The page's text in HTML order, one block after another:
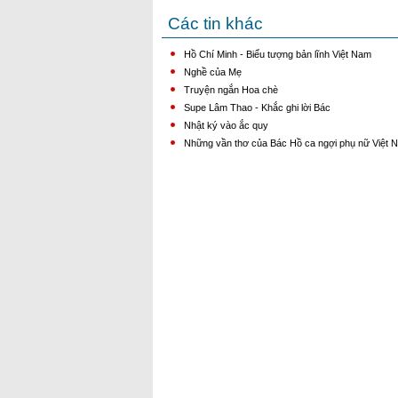
Các tin khác
Hồ Chí Minh - Biểu tượng bản lĩnh Việt Nam
Nghề của Mẹ
Truyện ngắn Hoa chè
Supe Lâm Thao - Khắc ghi lời Bác
Nhật ký vào ắc quy
Những vần thơ của Bác Hồ ca ngợi phụ nữ Việt